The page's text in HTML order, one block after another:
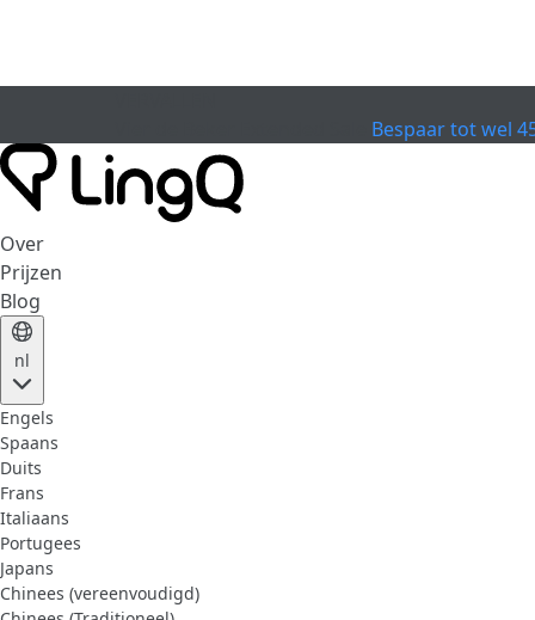
Bespaar tot wel
Over
Prijzen
Blog
nl
Engels
Spaans
Duits
Frans
Italiaans
Portugees
Japans
Chinees (vereenvoudigd)